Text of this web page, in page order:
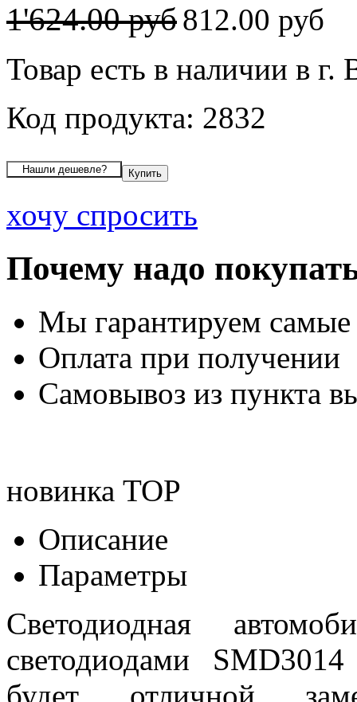
1'624.00 руб812.00 руб
Товар есть в наличии в г.
Код продукта: 2832
хочу спросить
Почему надо
Мы гарантируем
Оплата при получении
Самовывоз из пункта
новинка TOP
Описание
Параметры
Светодиодная
светодиодами
будет отличной